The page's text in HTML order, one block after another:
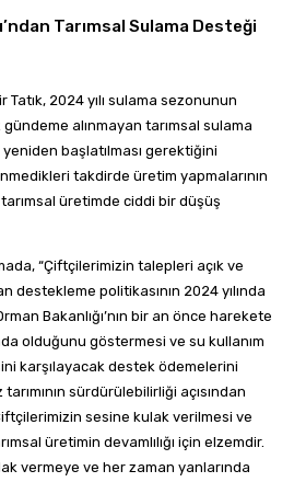
Tarımsal Sulama Desteği
Tatık, 2024 yılı sulama sezonunun
alınmayan tarımsal sulama
başlatılması gerektiğini
takdirde üretim yapmalarının
üretimde ciddi bir düşüş
“Çiftçilerimizin talepleri açık ve
destekleme politikasının 2024 yılında
Bakanlığı’nın bir an önce harekete
olduğunu göstermesi ve su kullanım
karşılayacak destek ödemelerini
sürdürülebilirliği açısından
sesine kulak verilmesi ve
üretimin devamlılığı için elzemdir.
vermeye ve her zaman yanlarında